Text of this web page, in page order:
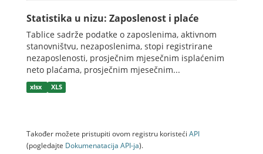
Statistika u nizu: Zaposlenost i plaće
Tablice sadrže podatke o zaposlenima, aktivnom
stanovništvu, nezaposlenima, stopi registrirane
nezaposlenosti, prosječnim mjesečnim isplaćenim
neto plaćama, prosječnim mjesečnim...
xlsx XLS
Također možete pristupiti ovom registru koristeći API
(pogledajte Dokumenаtаcijа API-jа).